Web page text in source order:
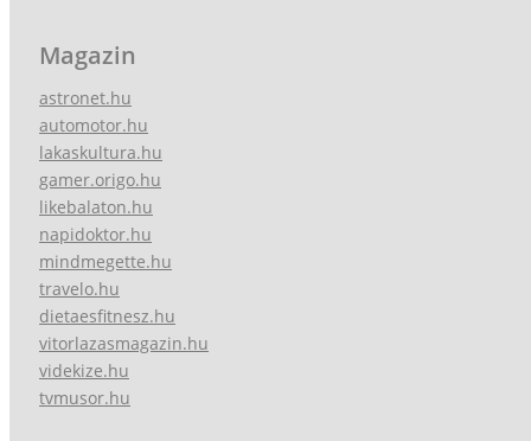
Magazin
astronet.hu
automotor.hu
lakaskultura.hu
gamer.origo.hu
likebalaton.hu
napidoktor.hu
mindmegette.hu
travelo.hu
dietaesfitnesz.hu
vitorlazasmagazin.hu
videkize.hu
tvmusor.hu